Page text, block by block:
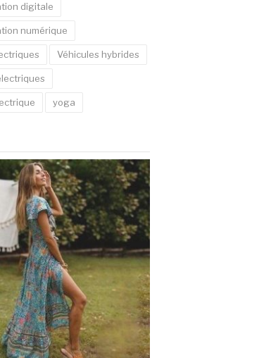
digitale
numérique
Véhicules hybrides
yoga